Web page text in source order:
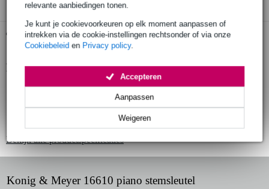
relevante aanbiedingen tonen.
Je kunt je cookievoorkeuren op elk moment aanpassen of
intrekken via de cookie-instellingen rechtsonder of via onze
Cookiebeleid en Privacy policy.
Weigeren
Aanpassen
Accepteren
Gratis ophalen in de winkel
Productinformatie
stemsleutel voor piano's
voorzien van vierkante 6.2 mm adapter
Bekijk alle productspecificaties
Konig & Meyer 16610 piano stemsleutel